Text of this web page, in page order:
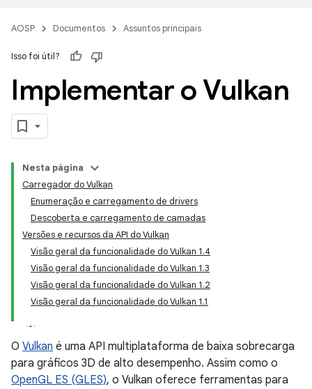
AOSP Documentos Assuntos principais
Isso foi útil?
Implementar o Vulkan
Nesta página
Carregador do Vulkan
Enumeração e carregamento de drivers
Descoberta e carregamento de camadas
Versões e recursos da API do Vulkan
Visão geral da funcionalidade do Vulkan 1.4
Visão geral da funcionalidade do Vulkan 1.3
Visão geral da funcionalidade do Vulkan 1.2
Visão geral da funcionalidade do Vulkan 1.1
O Vulkan é uma API multiplataforma de baixa sobrecarga
para gráficos 3D de alto desempenho. Assim como o
OpenGL ES (GLES), o Vulkan oferece ferramentas para